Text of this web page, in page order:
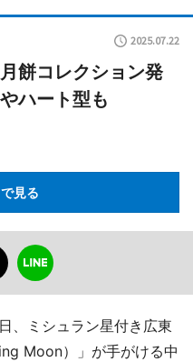
2025.07.22
餅コレクション発
ハート型も
見る
、ミシュラン星付き広東
Moon）」が手がける中